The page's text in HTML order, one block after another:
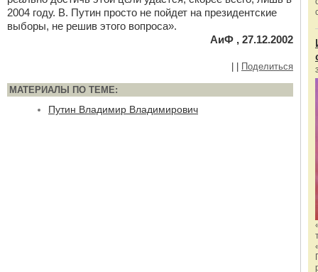
2004 году. В. Путин просто не пойдет на президентские
выборы, не решив этого вопроса».
АиФ , 27.12.2002
Поделиться
МАТЕРИАЛЫ ПО ТЕМЕ:
Путин Владимир Владимирович